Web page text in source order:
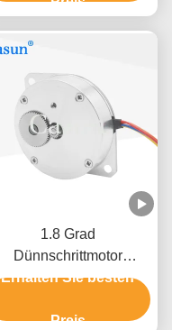
1.8 Grad
Dünnschrittmotor
Flachmotor 52mN.m
die Zuführung
Erhalten Sie besten
Preis